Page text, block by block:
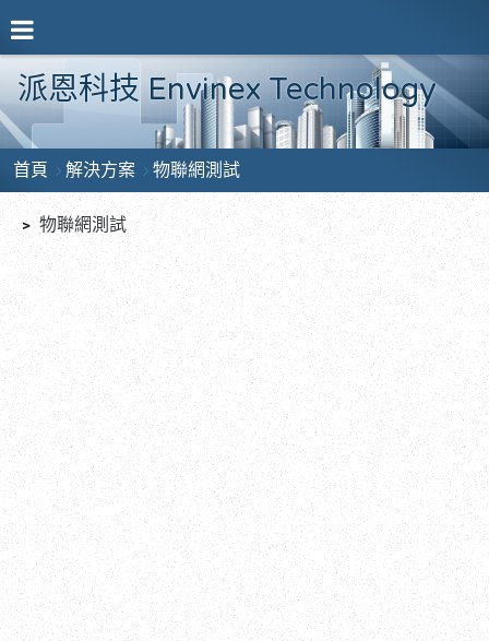
派恩科技 Envinex Technology
首頁 解決方案 物聯網測試
﹥ 物聯網測試